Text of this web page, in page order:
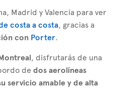
Madrid y Valencia para ver
costa a costa, gracias a
con Porter.
, disfrutarás de una
de dos aerolíneas
servicio amable y de alta